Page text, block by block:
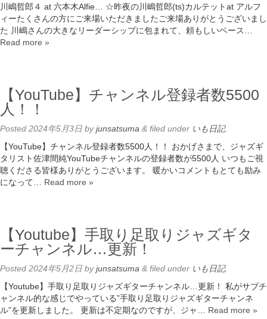
川嶋哲郎４ at 六本木Alfie… ☆昨夜の川嶋哲郎(ts)カルテットat アルフ
ィーたくさんの方にご来場いただきましたご来場ありがとうございまし
た 川嶋さんの大きなリーダーシップに包まれて、頼もしいベース…
Read more »
【YouTube】チャンネル登録者数5500
人！！
Posted 2024年5月3日 byjunsatsuma & filed under いも日記.
【YouTube】チャンネル登録者数5500人！！ おかげさまで、ジャズギ
タリスト佐津間純YouTubeチャンネルの登録者数が5500人 いつもご視
聴くださる皆様ありがとうございます。 暖かいコメントもとても励み
になって… Read more »
【Youtube】手取り足取りジャズギタ
ーチャンネル…更新！
Posted 2024年5月2日 byjunsatsuma & filed under いも日記.
【Youtube】手取り足取りジャズギターチャンネル…更新！ 私がサブチ
ャンネル的な感じでやっている”手取り足取りジャズギターチャンネ
ル”を更新しました。 更新は不定期なのですが、ジャ… Read more »